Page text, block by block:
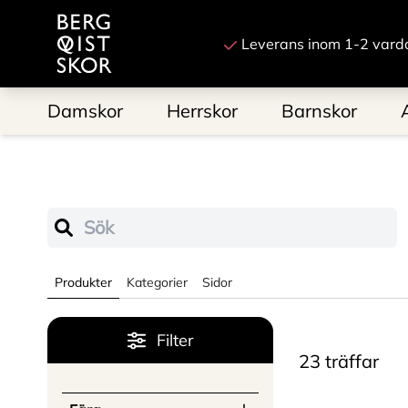
Till startsidan
Leverans inom 1-2
Damskor Herrskor Barnskor
Sök
Produkter Kategorier Sidor
Filter
23 träffar